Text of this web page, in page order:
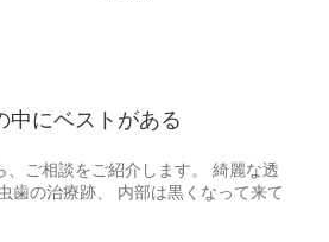
にベストがある
ご相談をご紹介します。 綺麗な透
歯の治療跡、 内部は黒くなって来て